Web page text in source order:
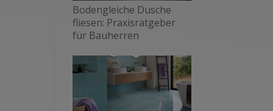
Bodengleiche Dusche
fliesen: Praxisratgeber
für Bauherren